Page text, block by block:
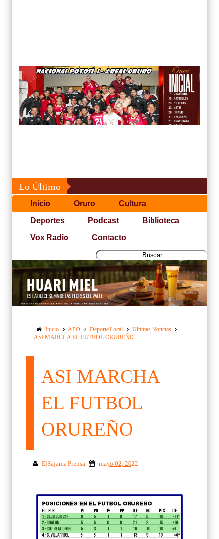
Lo Último
Inicio Oruro Cultura
Deportes Podcast Biblioteca
Vox Radio Contacto
Inicio AFO Deporte Local
Ultimas Noticias
ASI MARCHA EL FUTBOL ORUREÑO
ASI MARCHA
EL FUTBOL
ORUREÑO
ElSajama Prensa mayo 02, 2022